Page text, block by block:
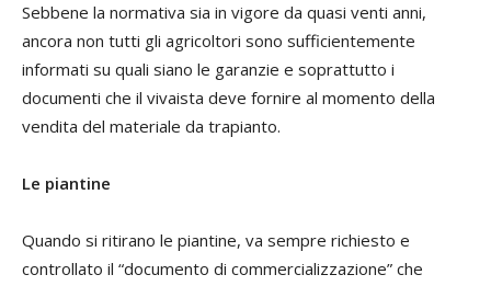
Sebbene la normativa sia in vigore da quasi venti anni,
ancora non tutti gli agricoltori sono sufficientemente
informati su quali siano le garanzie e soprattutto i
documenti che il vivaista deve fornire al momento della
vendita del materiale da trapianto.
Le piantine
Quando si ritirano le piantine, va sempre richiesto e
controllato il “documento di commercializzazione” che